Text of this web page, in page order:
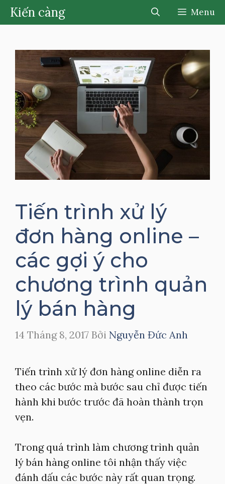
Chuyển
đến
dung
Kiến càng Menu
Tiến trình xử lý
đơn hàng online –
các gợi ý cho
chương trình quản
lý bán hàng
14 Tháng 8, 2017 Bởi Nguyễn Đức Anh
Tiến trình xử lý đơn hàng online diễn ra
theo các bước mà bước sau chỉ được tiến
hành khi bước trước đã hoàn thành trọn
vẹn.
Trong quá trình làm chương trình quản
lý bán hàng online tôi nhận thấy việc
đánh dấu các bước này rất quan trọng.